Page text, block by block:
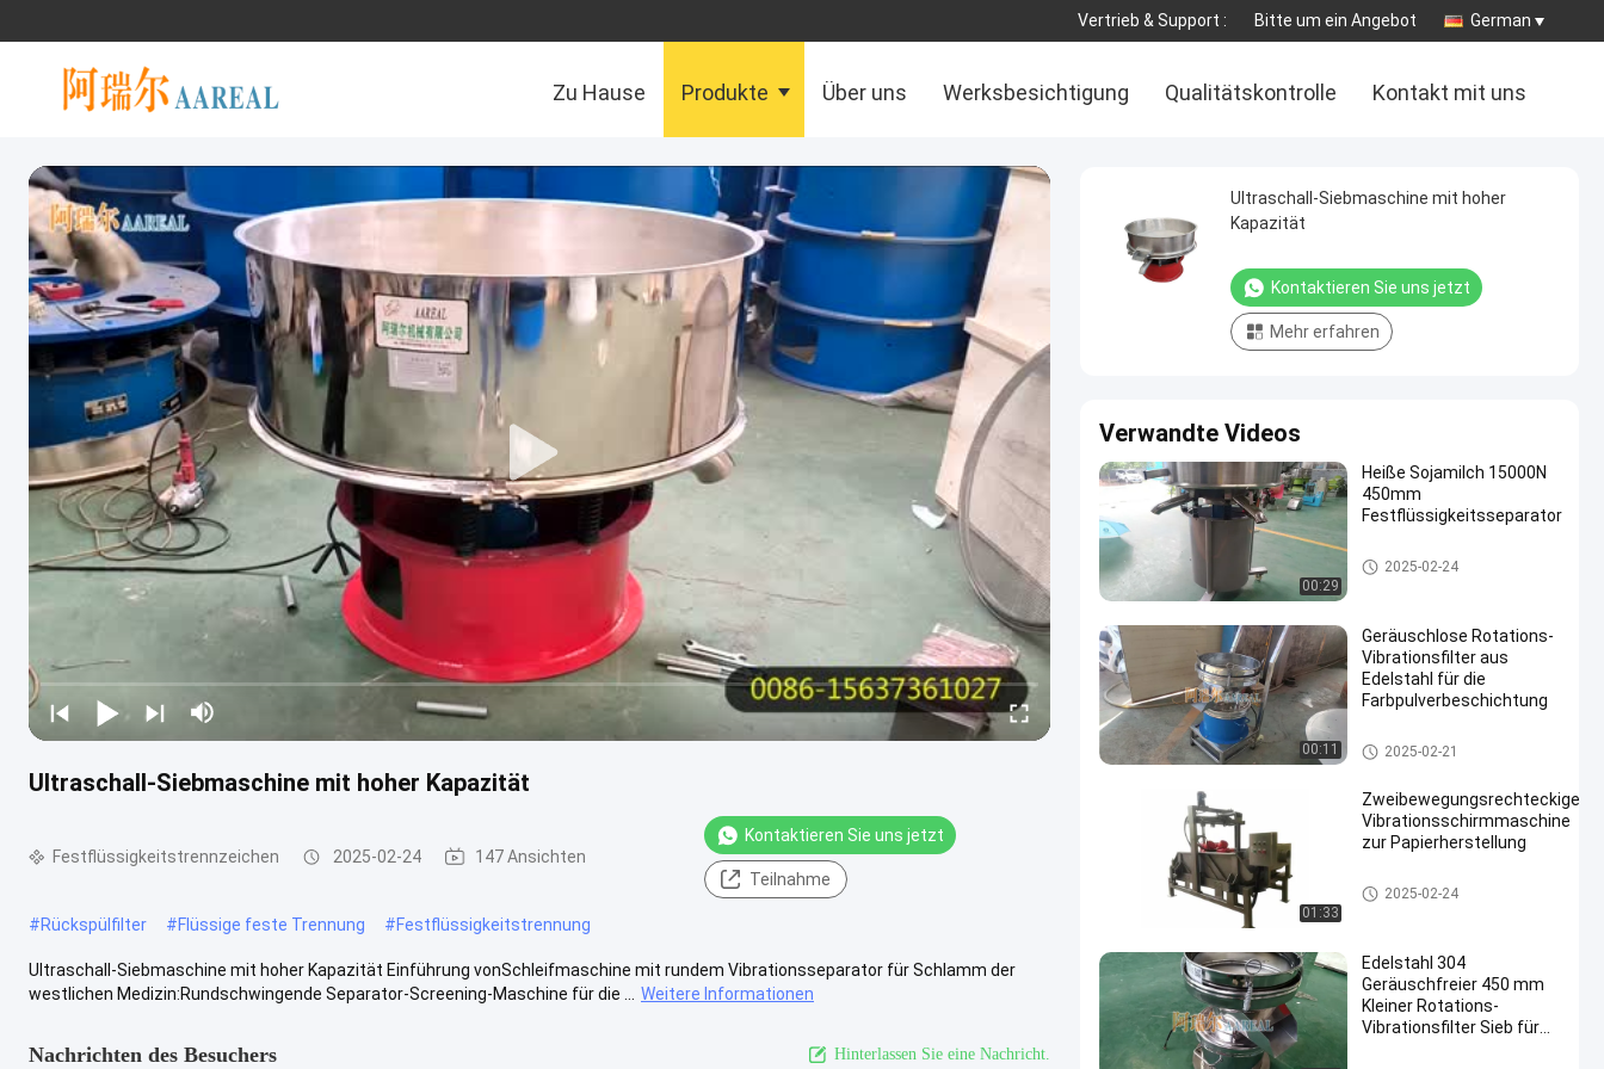
Vertrieb & Support : Bitte um ein Angebot German
Zu Hause Produkte Über uns Werksbesichtigung Qualitätskontrolle Kontakt mit uns
Ultraschall-Siebmaschine mit hoher Kapazität
Festflüssigkeitstrennzeichen 2025-02-24 147 Ansichten
Kontaktieren Sie uns jetzt
Teilnahme
#Rückspülfilter #Flüssige feste Trennung #Festflüssigkeitstrennung
Ultraschall-Siebmaschine mit hoher Kapazität Einführung vonSchleifmaschine mit rundem Vibrationsseparator für Schlamm der
westlichen Medizin:Rundschwingende Separator-Screening-Maschine für die ...
Weitere Informationen
Nachrichten des Besuchers Hinterlassen Sie eine Nachricht.
Ultraschall-Siebmaschine mit hoher
Kapazität
Kontaktieren Sie uns jetzt
Mehr erfahren
Verwandte Videos
00:29
Heiße Sojamilch 15000N
450mm
Festflüssigkeitsseparator
Festflüssigkeitstrennzeichen
2025-02-24
00:11
Geräuschlose Rotations-
Vibrationsfilter aus
Edelstahl für die
Farbpulverbeschichtung
Festflüssigkeitstrennzeichen
2025-02-21
01:33
Zweibewegungsrechteckige
Vibrationsschirmmaschine
zur Papierherstellung
Festflüssigkeitstrennzeichen
2025-02-24
Edelstahl 304
Geräuschfreier 450 mm
Kleiner Rotations-
Vibrationsfilter Sieb für